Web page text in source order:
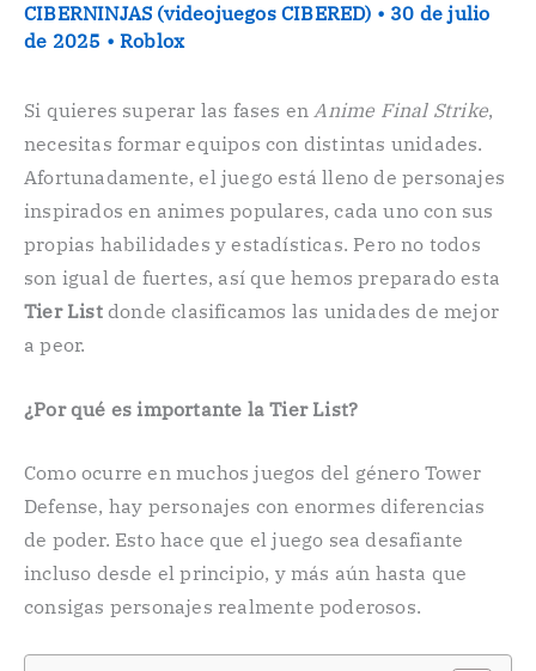
CIBERNINJAS (videojuegos CIBERED) • 30 de julio
de 2025 •Roblox
Si quieres superar las fases enAnime Final Strike,
necesitas formar equipos con distintas unidades.
Afortunadamente, el juego está lleno de personajes
inspirados en animes populares, cada uno con sus
propias habilidades y estadísticas. Pero no todos
son igual de fuertes, así que hemos preparado esta
Tier Listdonde clasificamos las unidades de mejor
a peor.
¿Por qué es importante la Tier List?
Como ocurre en muchos juegos del género Tower
Defense, hay personajes con enormes diferencias
de poder. Esto hace que el juego sea desafiante
incluso desde el principio, y más aún hasta que
consigas personajes realmente poderosos.